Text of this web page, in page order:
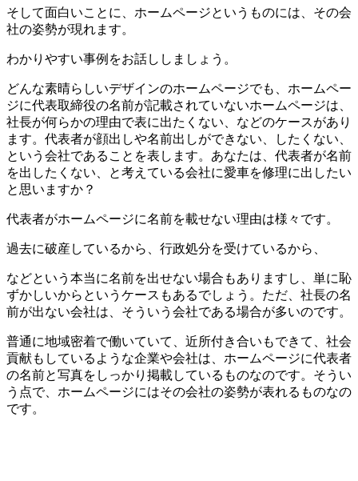
そして面白いことに、ホームページというものには、その会
社の姿勢が現れます。
わかりやすい事例をお話ししましょう。
どんな素晴らしいデザインのホームページでも、ホームペー
ジに代表取締役の名前が記載されていないホームページは、
社長が何らかの理由で表に出たくない、などのケースがあり
ます。代表者が顔出しや名前出しができない、したくない、
という会社であることを表します。あなたは、代表者が名前
を出したくない、と考えている会社に愛車を修理に出したい
と思いますか？
代表者がホームページに名前を載せない理由は様々です。
過去に破産しているから、行政処分を受けているから、
などという本当に名前を出せない場合もありますし、単に恥
ずかしいからというケースもあるでしょう。ただ、社長の名
前が出ない会社は、そういう会社である場合が多いのです。
普通に地域密着で働いていて、近所付き合いもできて、社会
貢献もしているような企業や会社は、ホームページに代表者
の名前と写真をしっかり掲載しているものなのです。そうい
う点で、ホームページにはその会社の姿勢が表れるものなの
です。